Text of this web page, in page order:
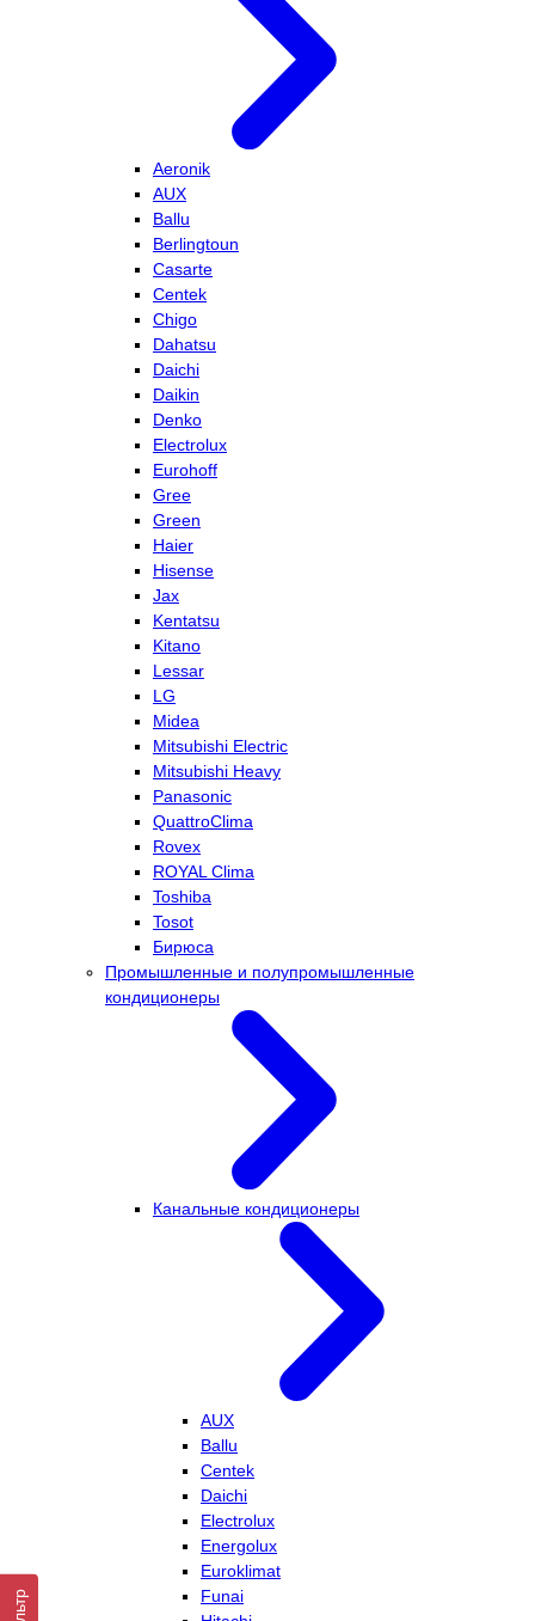
Aeronik
AUX
Ballu
Berlingtoun
Casarte
Centek
Chigo
Dahatsu
Daichi
Daikin
Denko
Electrolux
Eurohoff
Gree
Green
Haier
Hisense
Jax
Kentatsu
Kitano
Lessar
LG
Midea
Mitsubishi Electric
Mitsubishi Heavy
Panasonic
QuattroClima
Rovex
ROYAL Clima
Toshiba
Tosot
Бирюса
Промышленные и полупромышленные
кондиционеры
Канальные кондиционеры
AUX
Ballu
Centek
Daichi
Electrolux
Energolux
Euroklimat
Funai